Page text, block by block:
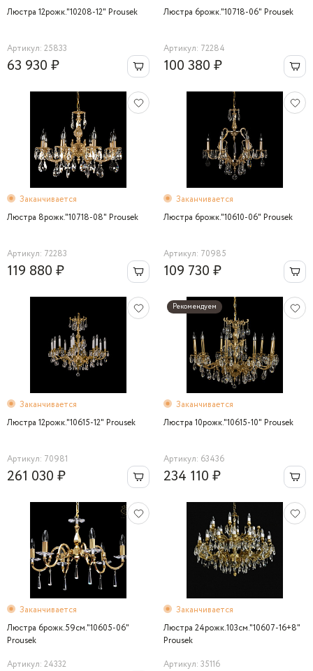
Люстра 12рожк."10208-12" Prousek
Артикул: 25833
63 930 ₽
Люстра 6рожк."10718-06" Prousek
Артикул: 72284
100 380 ₽
Заканчивается
Люстра 8рожк."10718-08" Prousek
Артикул: 72283
119 880 ₽
Заканчивается
Люстра 6рожк."10610-06" Prousek
Артикул: 70985
109 730 ₽
Заканчивается
Люстра 12рожк."10615-12" Prousek
Артикул: 70981
261 030 ₽
Рекомендуем
Заканчивается
Люстра 10рожк."10615-10" Prousek
Артикул: 63436
234 110 ₽
Заканчивается
Люстра 6рожк.59см."10605-06"
Prousek
Артикул: 24332
Заканчивается
Люстра 24рожк.103см."10607-16+8"
Prousek
Артикул: 35116